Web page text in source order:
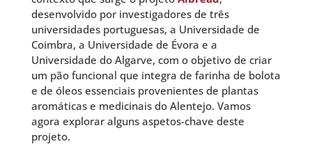
desenvolvido por investigadores de três
universidades portuguesas, a Universidade de
Coimbra, a Universidade de Évora e a
Universidade do Algarve, com o objetivo de criar
um pão funcional que integra de farinha de bolota
e de óleos essenciais provenientes de plantas
aromáticas e medicinais do Alentejo. Vamos
agora explorar alguns aspetos-chave deste
projeto.